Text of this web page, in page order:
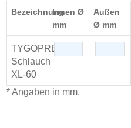
BezeichnungInnen Ø
mm
Außen
Ø mm
TYGOPRENE®-
Schlauch
XL-60
* Angaben in mm.